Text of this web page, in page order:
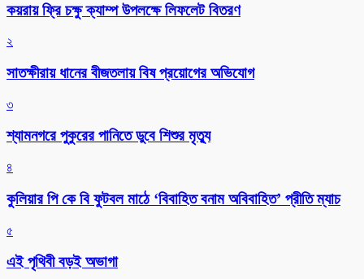
কয়রায় ফ্রি চক্ষু ক্যাম্প উপলক্ষে লিফলেট বিতরণ
২
সাতক্ষীরায় ধানের বীজতলায় বিষ প্রয়োগের অভিযোগ
৩
শ্যামনগরে পুকুরের পানিতে ডুবে শিশুর মৃত্যু
৪
কুলিয়ার পি কে বি ফুটবল মাঠে ‘বিবাহিত বনাম অবিবাহিত’ প্রীতি ম্যাচ
৫
এই পৃথিবী বড়ই অভাগা